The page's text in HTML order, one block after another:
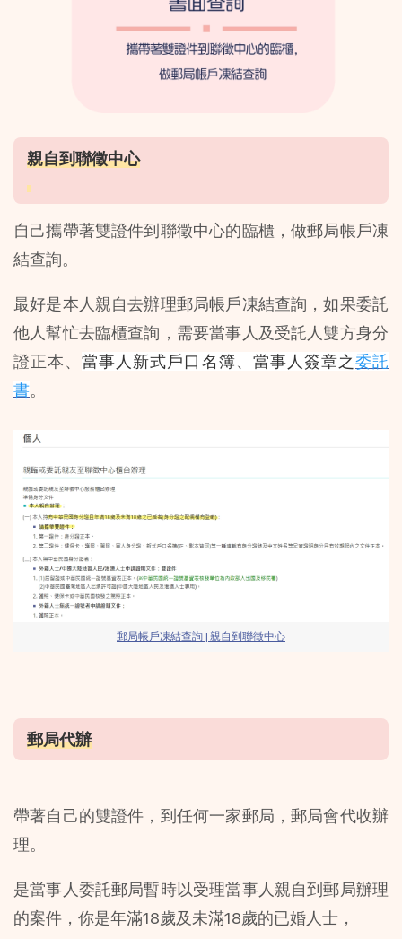
親自到聯徵中心
自己攜帶著雙證件到聯徵中心的臨櫃，做郵局帳戶凍
結查詢。
最好是本人親自去辦理郵局帳戶凍結查詢，如果委託
他人幫忙去臨櫃查詢，需要當事人及受託人雙方身分
證正本、當事人新式戶口名簿、當事人簽章之委託
書。
郵局帳戶凍結查詢 | 親自到聯徵中心
郵局代辦
帶著自己的雙證件，到任何一家郵局，郵局會代收辦
理。
是當事人委託郵局暫時以受理當事人親自到郵局辦理
的案件，你是年滿18歲及未滿18歲的已婚人士，